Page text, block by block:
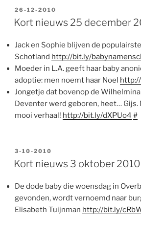
GEPLAATST
OP
26-12-2010
Kort nieuws 25 december
Jack en Sophie blijven de
Schotland http://bit.ly/
Moeder in L.A. geeft haar baby
adoptie: men noemt haar Noel
Jongetje dat bovenop de
Deventer werd geboren, heet… Gijs.
mooi verhaal! http://bit.ly/dXPUo4 #
GEPLAATST
OP
3-10-2010
Kort nieuws 3 oktober 2010
De dode baby die woensdag in
gevonden, wordt vernoemd naar
Elisabeth Tuijnman http://bit.ly/